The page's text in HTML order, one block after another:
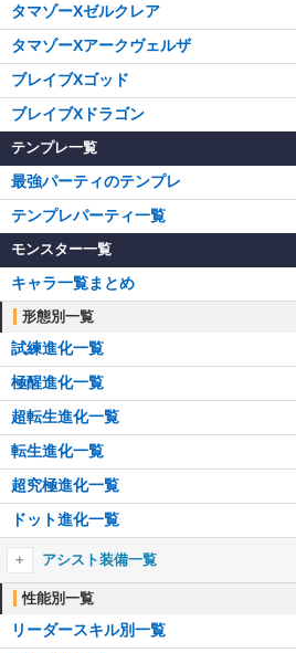
タマゾーXゼルクレア
タマゾーXアークヴェルザ
ブレイブXゴッド
ブレイブXドラゴン
テンプレ一覧
最強パーティのテンプレ
テンプレパーティ一覧
モンスター一覧
キャラ一覧まとめ
形態別一覧
試練進化一覧
極醒進化一覧
超転生進化一覧
転生進化一覧
超究極進化一覧
ドット進化一覧
アシスト装備一覧
アシスト装備一覧
┗アシスト進化のやり方
性能別一覧
リーダースキル別一覧